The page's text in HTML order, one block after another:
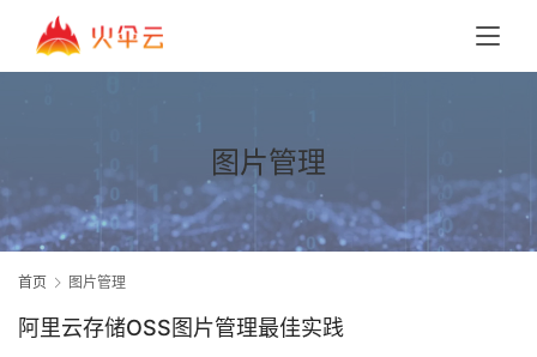
图片管理
首页 图片管理
阿里云存储OSS图片管理最佳实践